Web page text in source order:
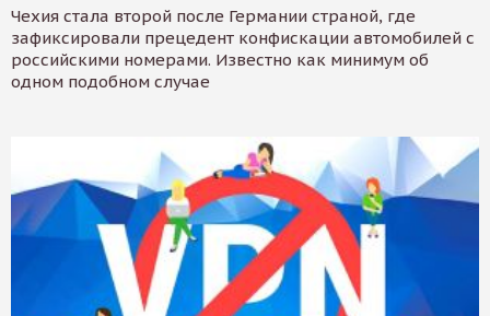
Чехия стала второй после Германии страной, где
зафиксировали прецедент конфискации автомобилей с
российскими номерами. Известно как минимум об
одном подобном случае